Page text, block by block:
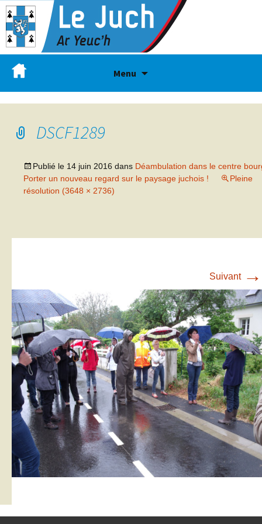
Menu
DSCF1289
Publié le 14 juin 2016 dans Déambulation dans le centre
Porter un nouveau regard sur le paysage juchois !
Pleine
résolution (3648 × 2736)
Suivant →